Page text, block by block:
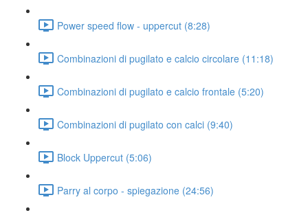
Power speed flow - uppercut (8:28)
Combinazioni di pugilato e calcio circolare (11:18)
Combinazioni di pugilato e calcio frontale (5:20)
Combinazioni di pugilato con calci (9:40)
Block Uppercut (5:06)
Parry al corpo - spiegazione (24:56)